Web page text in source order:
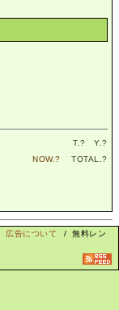
T.? Y.?
NOW.? TOTAL.?
広告について
/ 無料レン